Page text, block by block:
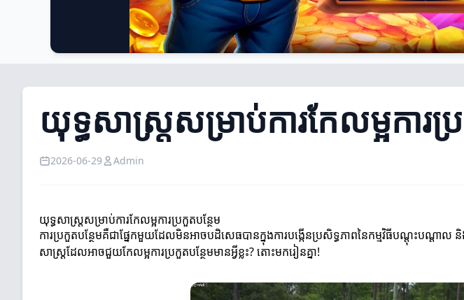
យុទ្ធសាស្ត្រសម្រាប់ការកែលម្អការប្
2026-06-29 Admin
យុទ្ធសាស្ត្រសម្រាប់ការកែលម្អការប្រកួតបន្ថែម
ការប្រកួតបន្ថែមគឺជាផ្នែកមួយដែលមិនអាចបដិសេធបានក្នុងការបង្កើនប្រសិទ្ធភាពនៃកម្មវិធីបណ្តុះបណ្ត
សាស្ត្រដែលអាចជួយកែលម្អការប្រកួតបន្ថែមមានអ្វីខ្លះ? តោះមករៀនគ្នា!